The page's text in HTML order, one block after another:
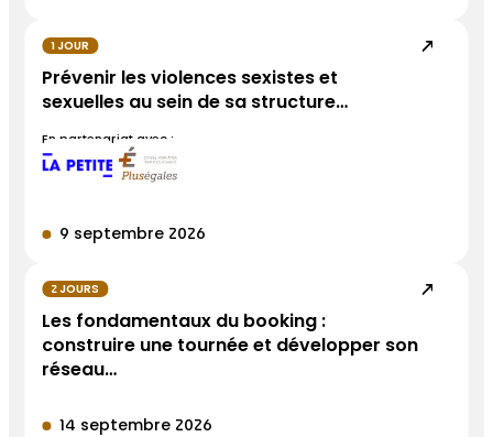
1 JOUR
Prévenir les violences sexistes et
sexuelles au sein de sa structure…
En partenariat avec :
9 septembre 2026
2 JOURS
Les fondamentaux du booking :
construire une tournée et développer son
réseau…
14 septembre 2026